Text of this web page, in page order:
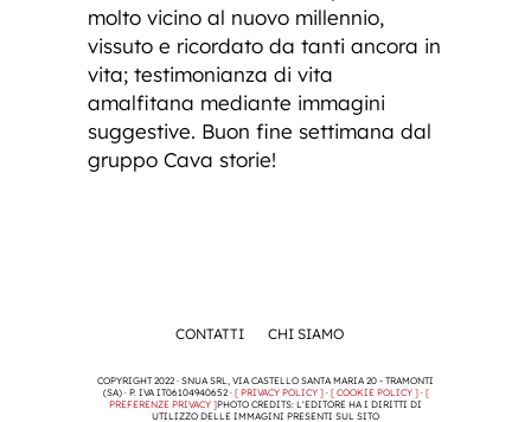
molto vicino al nuovo millennio,
vissuto e ricordato da tanti ancora in
vita; testimonianza di vita
amalfitana mediante immagini
suggestive. Buon fine settimana dal
gruppo Cava storie!
CONTATTI CHI SIAMO
COPYRIGHT 2022 · SNUA SRL, VIA CASTELLO SANTA MARIA 20 - TRAMONTI
(SA) · P. IVA IT06104940652 · [ PRIVACY POLICY ]· [ COOKIE POLICY ]· [
PREFERENZE PRIVACY ]PHOTO CREDITS: L'EDITORE HA I DIRITTI DI
UTILIZZO DELLE IMMAGINI PRESENTI SUL SITO